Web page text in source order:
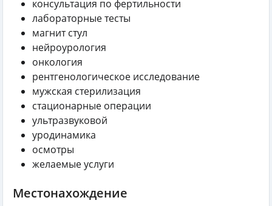
консультация по фертильности
лабораторные тесты
магнит стул
нейроурология
онкология
рентгенологическое исследование
мужская стерилизация
стационарные операции
ультразвуковой
уродинамика
осмотры
желаемые услуги
Местонахождение